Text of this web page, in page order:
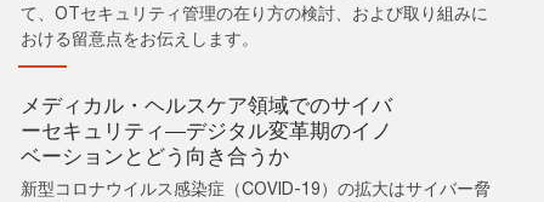
て、OTセキュリティ管理の在り方の検討、および取り組みに
おける留意点をお伝えします。
メディカル・ヘルスケア領域でのサイバ
ーセキュリティ―デジタル変革期のイノ
ベーションとどう向き合うか
新型コロナウイルス感染症（COVID-19）の拡大はサイバー脅